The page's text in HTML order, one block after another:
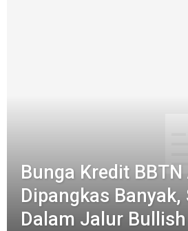
Bunga Kredit BBTN
Dipangkas Banyak,
Dalam Jalur Bullish